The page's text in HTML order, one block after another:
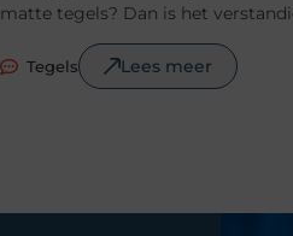
matte tegels? Dan is het
Tegels Lees meer